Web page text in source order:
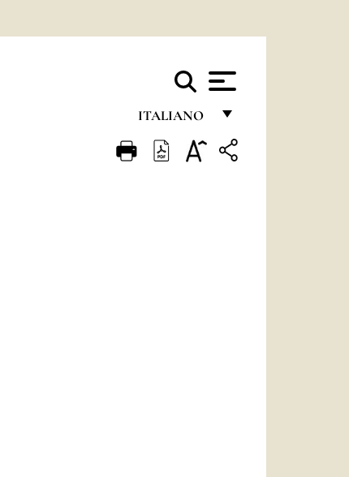
ITALIANO
FRANÇAIS